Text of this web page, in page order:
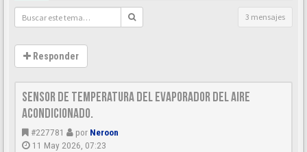
3 mensajes
Responder
Sensor de temperatura del evaporador del aire
acondicionado.
#227781 por Neroon
11 May 2026, 07:23